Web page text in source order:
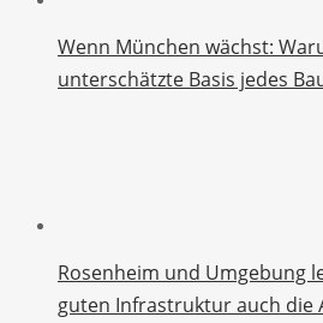
Wenn München wächst:
unterschätzte Basis jedes
Rosenheim und Umgebung
guten Infrastruktur auch die